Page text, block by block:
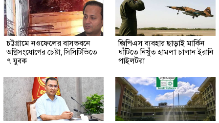
চট্টগ্রামে নওফেলের বাসভবনে
অগ্নিসংযোগের চেষ্টা, সিসিটিভিতে
৭ যুবক
জিপিএস ব্যবহার ছাড়াই মার্কিন
ঘাঁটিতে নিখুঁত হামলা চালান ইরানি
পাইলটরা